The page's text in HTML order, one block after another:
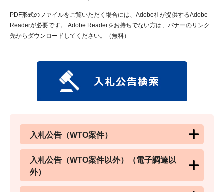
PDF形式のファイルをご覧いただく場合には、Adobe社が提供するAdobe
Readerが必要です。
Adobe Readerをお持ちでない方は、バナーのリンク
先からダウンロードしてください。（無料）
入札公告（WTO案件）
入札公告（WTO案件以外）（電子調達以
外）